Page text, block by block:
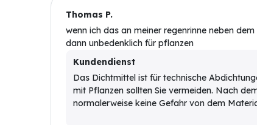
Thomas P.
wenn ich das an meiner regenrinne neben
dann unbedenklich für pflanzen
Kundendienst
Das Dichtmittel ist für technische
mit Pflanzen sollten Sie vermeiden. Nach
normalerweise keine Gefahr von dem